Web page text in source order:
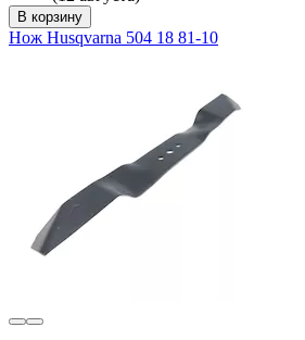
В корзину
Нож Husqvarna 504 18 81-10